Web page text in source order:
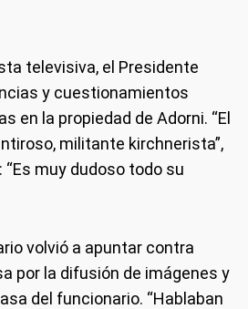
televisiva, el Presidente
y cuestionamientos
en la propiedad de Adorni. “El
militante kirchnerista”,
“Es muy dudoso todo su
volvió a apuntar contra
por la difusión de imágenes y
del funcionario. “Hablaban